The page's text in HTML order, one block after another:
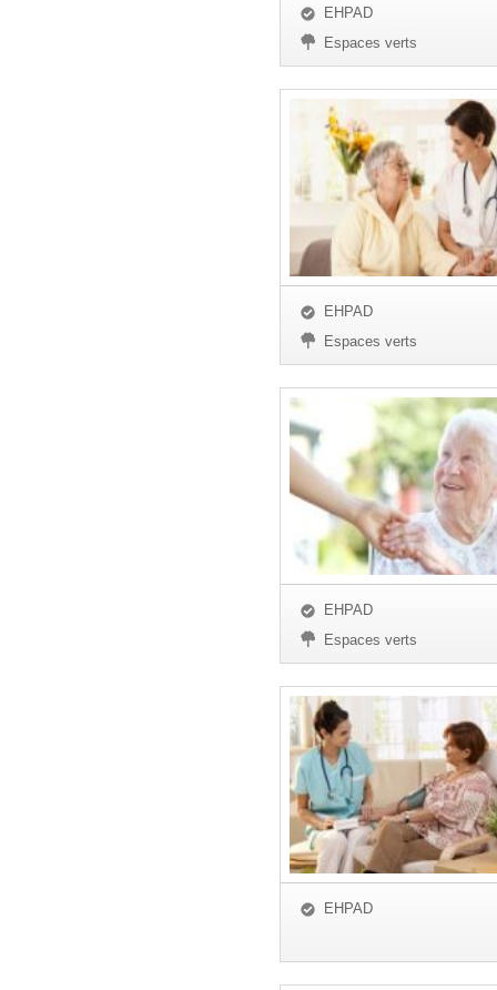
EHPAD
Espaces verts
EHPAD
Espaces verts
EHPAD
Espaces verts
EHPAD